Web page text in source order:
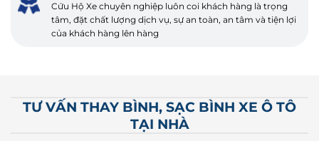
Cứu Hộ Xe chuyên nghiệp luôn coi khách hàng là trọng
tâm, đặt chất lượng dịch vụ, sự an toàn, an tâm và tiện lợi
của khách hàng lên hàng
TƯ VẤN THAY BÌNH, SẠC BÌNH XE Ô TÔ
TẠI NHÀ